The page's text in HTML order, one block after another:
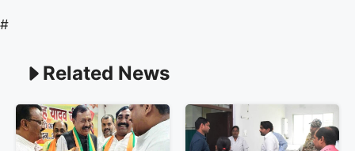
#
Related News